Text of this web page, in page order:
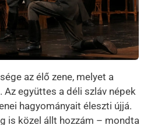
az élő zene, melyet a
együttes a déli szláv népek
hagyományait éleszti újjá.
is közel állt hozzám – mondta